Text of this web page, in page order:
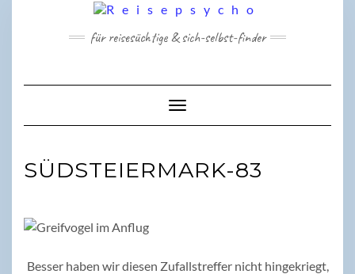
für reisesüchtige & sich-selbst-finder
Toggle Navigation
SÜDSTEIERMARK-83
Besser haben wir diesen Zufallstreffer nicht hingekriegt,